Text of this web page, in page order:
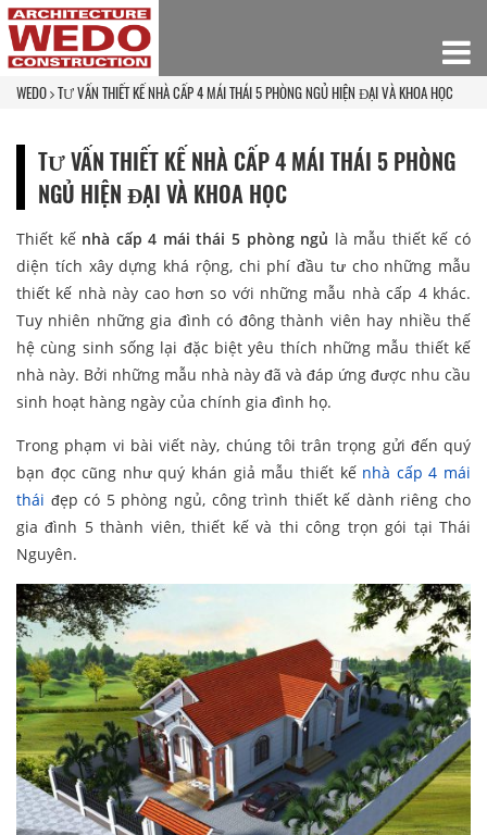
WEDO TƯ VẤN THIẾT KẾ NHÀ CẤP 4 MÁI THÁI 5 PHÒNG NGỦ HIỆN ĐẠI VÀ KHOA HỌC
TƯ VẤN THIẾT KẾ NHÀ CẤP 4 MÁI THÁI 5 PHÒNG
NGỦ HIỆN ĐẠI VÀ KHOA HỌC
Thiết kế nhà cấp 4 mái thái 5 phòng ngủ là mẫu thiết kế có
diện tích xây dựng khá rộng, chi phí đầu tư cho những mẫu
thiết kế nhà này cao hơn so với những mẫu nhà cấp 4 khác.
Tuy nhiên những gia đình có đông thành viên hay nhiều thế
hệ cùng sinh sống lại đặc biệt yêu thích những mẫu thiết kế
nhà này. Bởi những mẫu nhà này đã và đáp ứng được nhu cầu
sinh hoạt hàng ngày của chính gia đình họ.
Trong phạm vi bài viết này, chúng tôi trân trọng gửi đến quý
bạn đọc cũng như quý khán giả mẫu thiết kế nhà cấp 4 mái
thái đẹp có 5 phòng ngủ, công trình thiết kế dành riêng cho
gia đình 5 thành viên, thiết kế và thi công trọn gói tại Thái
Nguyên.